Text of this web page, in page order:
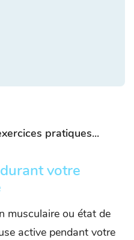
pratiques...
votre
musculaire ou état de
active pendant votre